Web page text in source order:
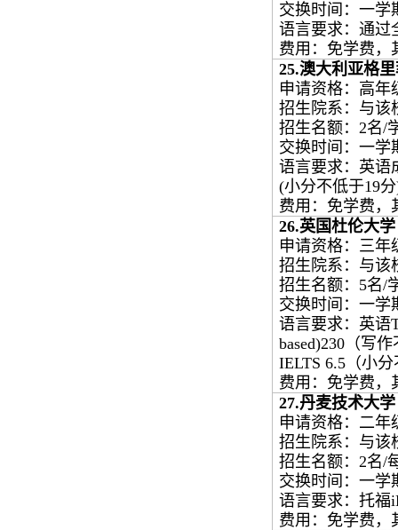
交换时间：一学
语言要求：通过
费用：免学费，
25.澳大利亚格
申请资格：高年
招生院系：与该
招生名额： 2名/
交换时间：一学
语言要求：英语
(小分不低于19分
费用：免学费，
26.英国杜伦大学
申请资格：三年
招生院系：与该
招生名额： 5名/
交换时间：一学
语言要求：英语
based)230（写作
IELTS 6.5（小分
费用：免学费，
27.丹麦技术大
申请资格：二年
招生院系：与该
招生名额： 2名/
交换时间：一学
语言要求：托福
费用：免学费，